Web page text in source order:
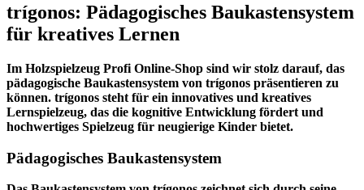
trígonos: Pädagogisches Baukastensystem
für kreatives Lernen
Im Holzspielzeug Profi Online-Shop sind wir stolz darauf, das
pädagogische Baukastensystem von trígonos präsentieren zu
können. trígonos steht für ein innovatives und kreatives
Lernspielzeug, das die kognitive Entwicklung fördert und
hochwertiges Spielzeug für neugierige Kinder bietet.
Pädagogisches Baukastensystem